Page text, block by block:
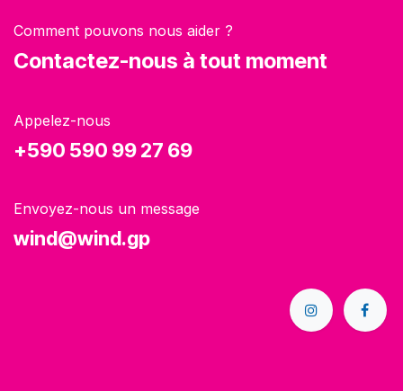
Comment pouvons nous aider ?
Contactez-nous à tout moment
Appelez-nous
+590 590 99 27 69
Envoyez-nous un message
wind@wind.gp